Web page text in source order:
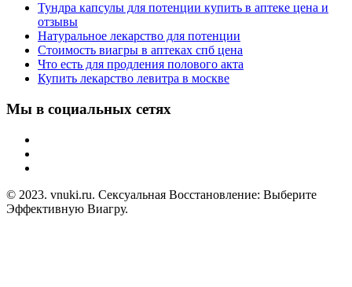
Тундра капсулы для потенции купить в аптеке цена и
отзывы
Натуральное лекарство для потенции
Стоимость виагры в аптеках спб цена
Что есть для продления полового акта
Купить лекарство левитра в москве
Мы в социальных сетях
© 2023. vnuki.ru. Сексуальная Восстановление: Выберите
Эффективную Виагру.